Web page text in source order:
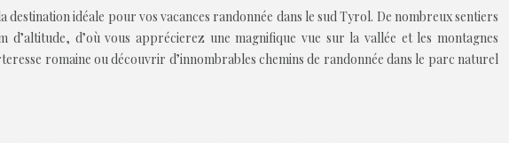
idéale pour vos vacances randonnée dans le sud Tyrol. De nombreux sentiers
d’où vous apprécierez une magnifique vue sur la vallée et les montagnes
romaine ou découvrir d’innombrables chemins de randonnée dans le parc naturel